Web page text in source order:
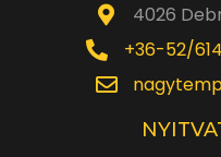
4026
+36-52/